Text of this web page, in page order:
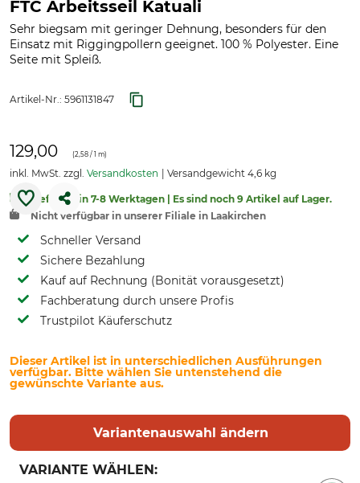
FTC Arbeitsseil Katuali
Sehr biegsam mit geringer Dehnung, besonders für den
Einsatz mit Riggingpollern geeignet. 100 % Polyester. Eine
Seite mit Spleiß.
Artikel-Nr.: 5961131847
129,00 (2,58 / 1 m)
inkl. MwSt. zzgl. Versandkosten Versandgewicht 4,6 kg
Lieferbar in 7-8 Werktagen | Es sind noch 9 Artikel auf Lager.
Nicht verfügbar in unserer Filiale in Laakirchen
Schneller Versand
Sichere Bezahlung
Kauf auf Rechnung (Bonität vorausgesetzt)
Fachberatung durch unsere Profis
Trustpilot Käuferschutz
Dieser Artikel ist in unterschiedlichen Ausführungen
verfügbar. Bitte wählen Sie untenstehend die
gewünschte Variante aus.
Variantenauswahl ändern
VARIANTE WÄHLEN: